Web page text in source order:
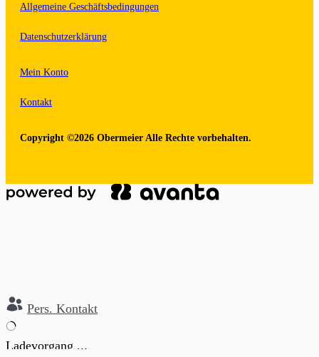
Allgemeine Geschäftsbedingungen
Datenschutzerklärung
Mein Konto
Kontakt
Copyright ©2026 Obermeier Alle Rechte vorbehalten.
Pers. Kontakt
Ladevorgang ...